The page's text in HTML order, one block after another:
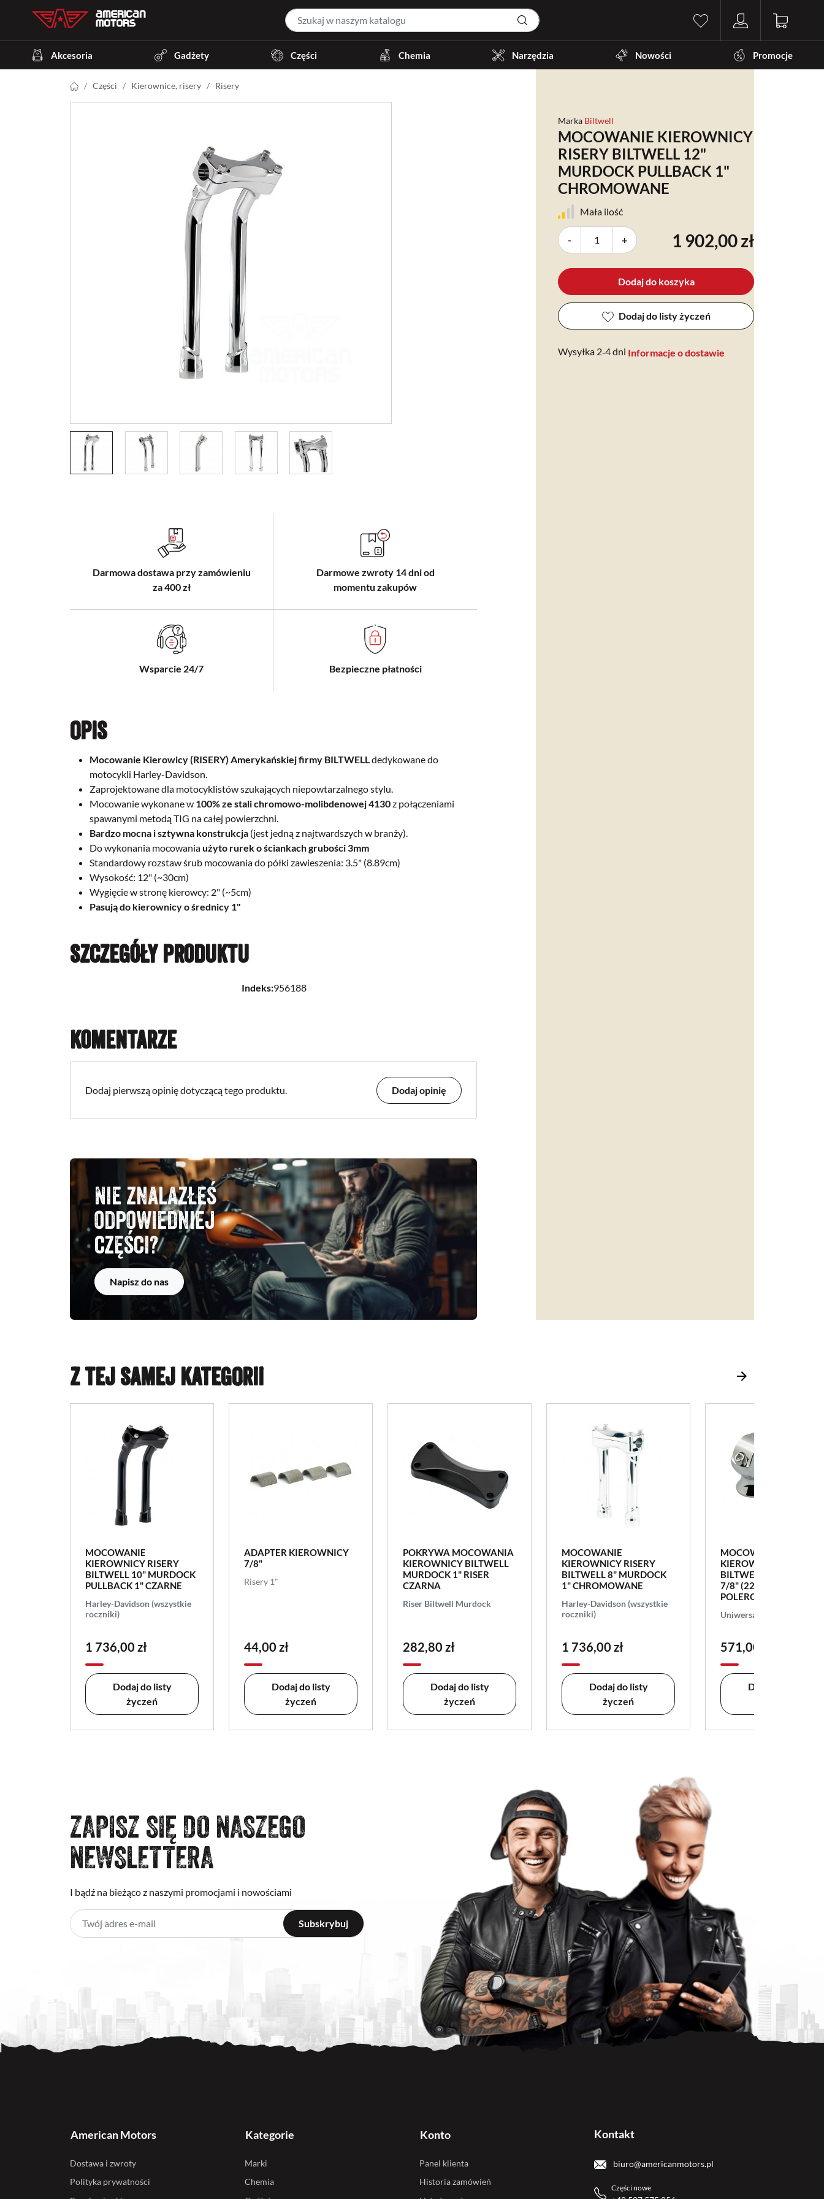
Akcesoria Gadżety Części Chemia Narzędzia Nowości Promocje
Części Kierownice, risery Risery
Marka Biltwell
MOCOWANIE KIEROWNICY
RISERY BILTWELL 12"
MURDOCK PULLBACK 1"
CHROMOWANE
Mała ilość
- + 1 902,00 zł
Dodaj do koszyka
Dodaj do listy życzeń
Wysyłka 2‑4 dni Informacje o dostawie
Darmowa dostawa przy zamówieniu
za 400 zł
Darmowe zwroty 14 dni od
momentu zakupów
Wsparcie 24/7 Bezpieczne płatności
Opis
Mocowanie Kierowicy (RISERY) Amerykańskiej firmy BILTWELLdedykowane do
motocykli Harley-Davidson.
Zaprojektowane dla motocyklistów szukających niepowtarzalnego stylu.
Mocowanie wykonane w 100% ze stali chromowo-molibdenowej 4130z połączeniami
spawanymi metodą TIG na całej powierzchni.
Bardzo mocna i sztywna konstrukcja (jest jedną z najtwardszych w branży).
Do wykonania mocowaniaużyto rurek o ściankach grubości 3mm
Standardowy rozstaw śrub mocowania do półki zawieszenia: 3.5" (8.89cm)
Wysokość: 12" (~30cm)
Wygięcie w stronę kierowcy: 2" (~5cm)
Pasują do kierownicy o średnicy 1"
Szczegóły produktu
Indeks:956188
Komentarze
Dodaj pierwszą opinię dotyczącą tego produktu. Dodaj opinię
Nie znalazłeś
odpowiedniej
części?
Napisz do nas
Z TEJ SAMEJ KATEGORII
MOCOWANIE
KIEROWNICY RISERY
BILTWELL 10" MURDOCK
PULLBACK 1" CZARNE
Harley-Davidson (wszystkie
roczniki)
1 736,00 zł
Dodaj do listy
życzeń
ADAPTER KIEROWNICY
7/8"
Risery 1"
44,00 zł
Dodaj do listy
życzeń
POKRYWA MOCOWANIA
KIEROWNICY BILTWELL
MURDOCK 1" RISER
CZARNA
Riser Biltwell Murdock
282,80 zł
Dodaj do listy
życzeń
MOCOWANIE
KIEROWNICY RISERY
BILTWELL 8" MURDOCK
1" CHROMOWANE
Harley-Davidson (wszystkie
roczniki)
1 736,00 zł
Dodaj do listy
życzeń
MOCOWANIE
KIEROWNICY RISERY
BILTWELL 1.75"
7/8" (22mm)
POLEROWANE
Uniwersalne
571,00 zł
Dodaj do listy
ZAPISZ SIĘ DO NASZEGO
NEWSLETTERA
I bądź na bieżąco z naszymi promocjami i nowościami
American Motors
Dostawa i zwroty
Polityka prywatności
Kategorie
Marki
Chemia
Konto
Panel klienta
Historia zamówień
Kontakt
biuro@americanmotors.pl
Części nowe